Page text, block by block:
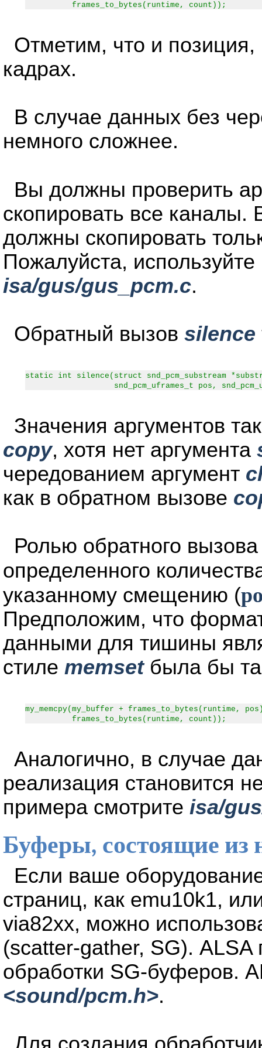
frames_to_bytes(runtime, count));
Отметим, что и
кадрах.
В случае данных без
немного сложнее.
Вы должны проверить
скопировать все
должны скопировать
Пожалуйста,
isa/gus/gus_pcm.c.
Обратный вызов silence
static int silence(struct snd_pcm_substream
snd_pcm_uframes_t pos,
Значения аргументов
copy, хотя нет аргумента
чередованием аргумент
как в обратном вызове
Ролью обратного
определенного
указанному смещению (
Предположим, что
данными для тишины
стиле memsetбыла бы
my_memcpy(my_buffer + frames_to_bytes(runtime,
frames_to_bytes(runtime, count));
Аналогично, в случае
реализация становится
примера смотрите isa/
Буферы, состоящие из
Если ваше
страниц, как emu10k1,
via82xx, можно
(scatter-gather, SG).
обработки SG-буферов.
<sound/pcm.h>.